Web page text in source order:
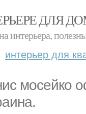
ДЛЯ
интерьера,
интерьер для
мосейко